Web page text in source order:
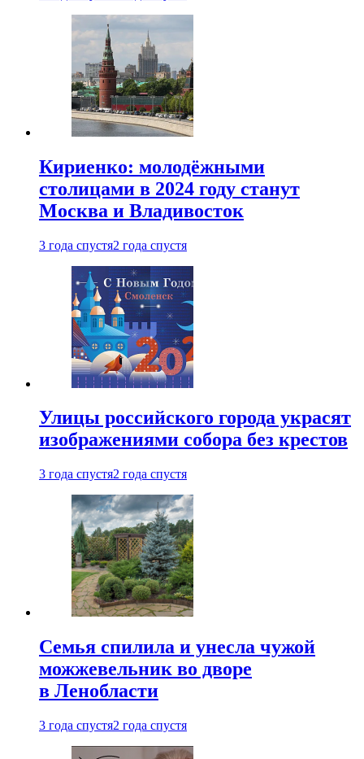
Кириенко: молодёжными
столицами в 2024 году станут
Москва и Владивосток
3 года спустя2 года спустя
Улицы российского города украсят
изображениями собора без крестов
3 года спустя2 года спустя
Семья спилила и унесла чужой
можжевельник во дворе
в Ленобласти
3 года спустя2 года спустя